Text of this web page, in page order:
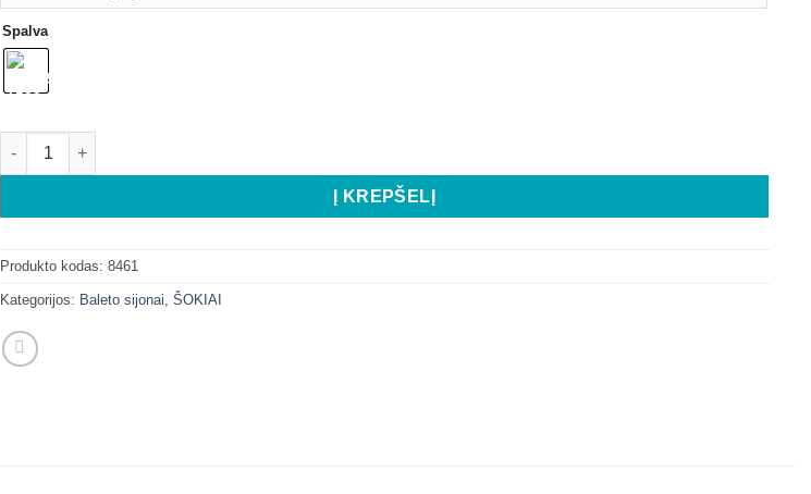
Spalva
Į KREPŠELĮ
Produkto kodas:8461
Kategorijos: Baleto sijonai ,ŠOKIAI